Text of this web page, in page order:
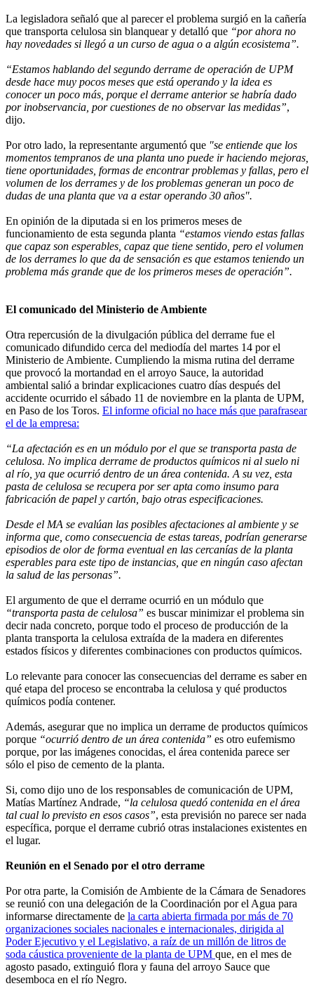
La legisladora señaló que al parecer el problema surgió en la cañería
que transporta celulosa sin blanquear y detalló que “por ahora no
hay novedades si llegó a un curso de agua o a algún ecosistema”.
“Estamos hablando del segundo derrame de operación de UPM
desde hace muy pocos meses que está operando y la idea es
conocer un poco más, porque el derrame anterior se habría dado
por inobservancia, por cuestiones de no observar las medidas”,
dijo.
Por otro lado, la representante argumentó que "se entiende que los
momentos tempranos de una planta uno puede ir haciendo mejoras,
tiene oportunidades, formas de encontrar problemas y fallas, pero el
volumen de los derrames y de los problemas generan un poco de
dudas de una planta que va a estar operando 30 años".
En opinión de la diputada si en los primeros meses de
funcionamiento de esta segunda planta “estamos viendo estas fallas
que capaz son esperables, capaz que tiene sentido, pero el volumen
de los derrames lo que da de sensación es que estamos teniendo un
problema más grande que de los primeros meses de operación”.
El comunicado del Ministerio de Ambiente
Otra repercusión de la divulgación pública del derrame fue el
comunicado difundido cerca del mediodía del martes 14 por el
Ministerio de Ambiente. Cumpliendo la misma rutina del derrame
que provocó la mortandad en el arroyo Sauce, la autoridad
ambiental salió a brindar explicaciones cuatro días después del
accidente ocurrido el sábado 11 de noviembre en la planta de UPM,
en Paso de los Toros. El informe oficial no hace más que parafrasear
el de la empresa:
“La afectación es en un módulo por el que se transporta pasta de
celulosa. No implica derrame de productos químicos ni al suelo ni
al río, ya que ocurrió dentro de un área contenida. A su vez, esta
pasta de celulosa se recupera por ser apta como insumo para
fabricación de papel y cartón, bajo otras especificaciones.
Desde el MA se evalúan las posibles afectaciones al ambiente y se
informa que, como consecuencia de estas tareas, podrían generarse
episodios de olor de forma eventual en las cercanías de la planta
esperables para este tipo de instancias, que en ningún caso afectan
la salud de las personas”.
El argumento de que el derrame ocurrió en un módulo que
“transporta pasta de celulosa” es buscar minimizar el problema sin
decir nada concreto, porque todo el proceso de producción de la
planta transporta la celulosa extraída de la madera en diferentes
estados físicos y diferentes combinaciones con productos químicos.
Lo relevante para conocer las consecuencias del derrame es saber en
qué etapa del proceso se encontraba la celulosa y qué productos
químicos podía contener.
Además, asegurar que no implica un derrame de productos químicos
porque “ocurrió dentro de un área contenida” es otro eufemismo
porque, por las imágenes conocidas, el área contenida parece ser
sólo el piso de cemento de la planta.
Si, como dijo uno de los responsables de comunicación de UPM,
Matías Martínez Andrade, “la celulosa quedó contenida en el área
tal cual lo previsto en esos casos”, esta previsión no parece ser nada
específica, porque el derrame cubrió otras instalaciones existentes en
el lugar.
Reunión en el Senado por el otro derrame
Por otra parte, la Comisión de Ambiente de la Cámara de Senadores
se reunió con una delegación de la Coordinación por el Agua para
informarse directamente de la carta abierta firmada por más de 70
organizaciones sociales nacionales e internacionales, dirigida al
Poder Ejecutivo y el Legislativo, a raíz de un millón de litros de
soda cáustica proveniente de la planta de UPM que, en el mes de
agosto pasado, extinguió flora y fauna del arroyo Sauce que
desemboca en el río Negro.